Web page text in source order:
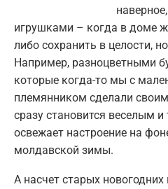
игрушками – когда в доме
либо сохранить в целости,
Например, разноцветными
которые когда-то мы с
племянником сделали
сразу становится веселым
освежает настроение на
молдавской зимы.
А насчет старых